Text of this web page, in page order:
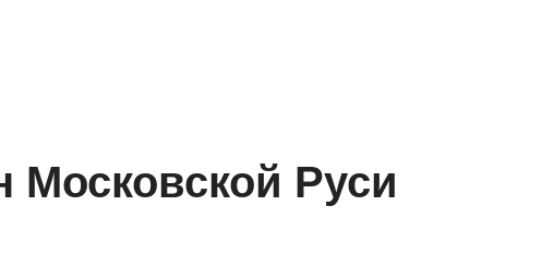
Московской Руси